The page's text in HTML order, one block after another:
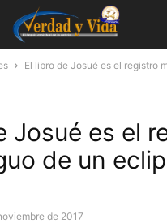
El libro de Josué es el registro
Josué es el
de un
de 2017